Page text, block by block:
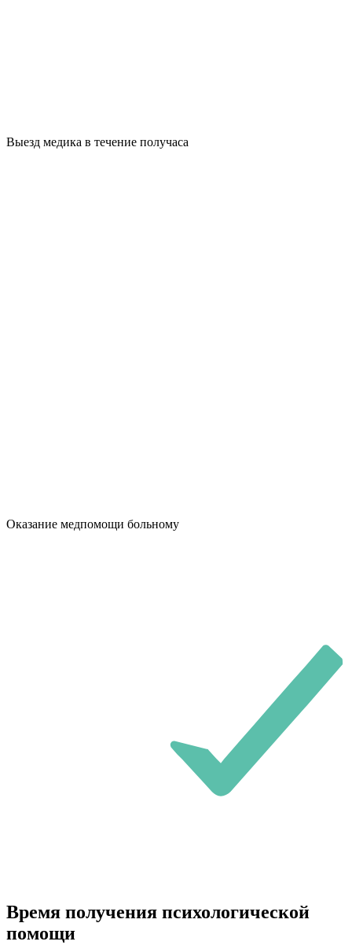
Выезд медика в течение получаса
Оказание медпомощи больному
Время получения психологической
помощи